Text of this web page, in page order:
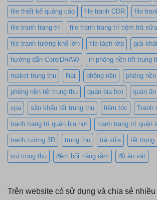
file thiết kế quảng cáo file tranh CDR file
file tranh trang trí file tranh trang trí tiệm trà sữa
file tranh tường khổ lớn file tách lớp giải
hướng dẫn CorelDRAW in phông nền tết trung
maket trung thu Nail phông nền phông
phông nền tết trung thu quán bia hơi quán ăn
spa sân khấu tết trung thu tiệm tóc Tranh
tranh trang trí quán bia hơi tranh trang trí quán
tranh tường 3D trung thu trà sữa tết trung
vui trung thu đêm hội trăng rằm đồ ăn vặt
Trên website có sử dụng và chia sẻ